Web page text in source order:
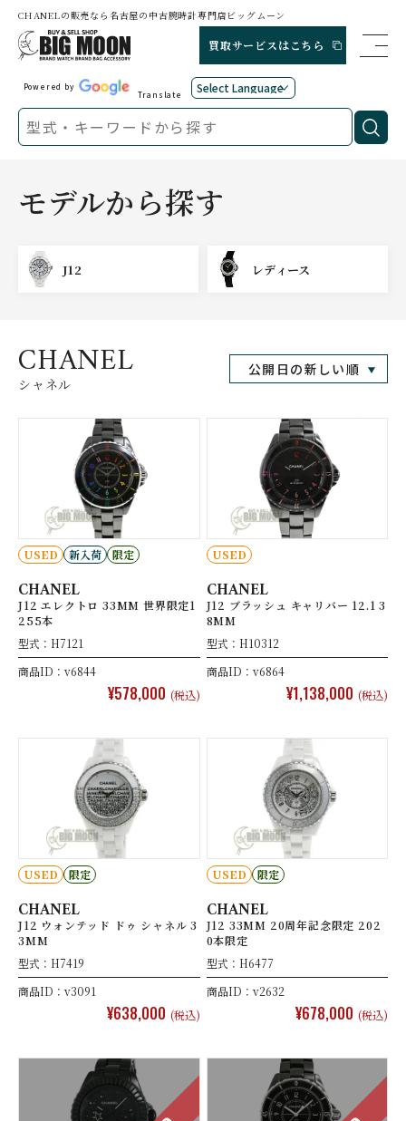
CHANELの販売なら名古屋の中古腕時計専門店ビッグムーン
買取サービスはこちら
Powered by
Translate
モデルから探す
J12 レディース
CHANEL
シャネル
USED 新入荷 限定
CHANEL
J12 エレクトロ 33MM 世界限定1
255本
型式：H7121
商品ID：v6844
¥578,000 (税込)
USED
CHANEL
J12 ブラッシュ キャリバー 12.1 3
8MM
型式：H10312
商品ID：v6864
¥1,138,000 (税込)
USED 限定
CHANEL
J12 ウォンテッド ドゥ シャネル 3
3MM
型式：H7419
商品ID：v3091
¥638,000 (税込)
USED 限定
CHANEL
J12 33MM 20周年記念限定 202
0本限定
型式：H6477
商品ID：v2632
¥678,000 (税込)